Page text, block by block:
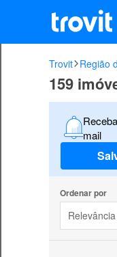
Trovit Região
159
mail
Ordenar por
Relevância